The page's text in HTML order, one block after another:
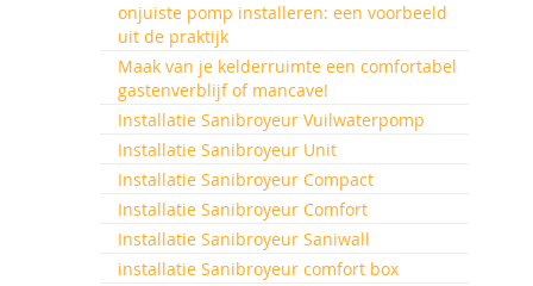
onjuiste pomp installeren: een voorbeeld
uit de praktijk
Maak van je kelderruimte een comfortabel
gastenverblijf of mancave!
Installatie Sanibroyeur Vuilwaterpomp
Installatie Sanibroyeur Unit
Installatie Sanibroyeur Compact
Installatie Sanibroyeur Comfort
Installatie Sanibroyeur Saniwall
installatie Sanibroyeur comfort box